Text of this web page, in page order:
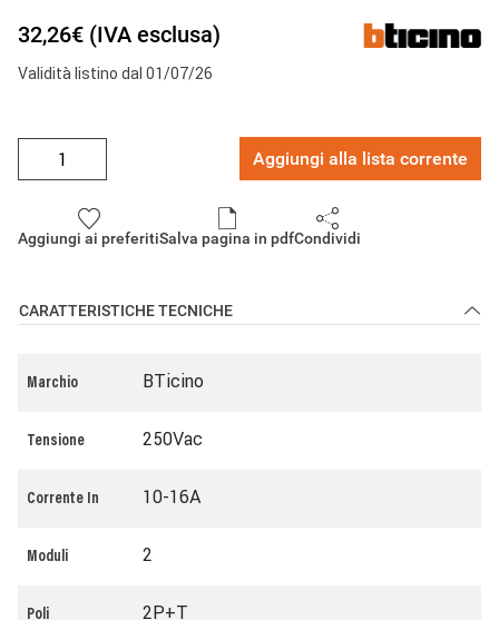
32,26€ (IVA esclusa)
Validità listino dal 01/07/26
Aggiungi alla lista corrente
Aggiungi ai preferitiSalva pagina in pdfCondividi
CARATTERISTICHE TECNICHE
Marchio BTicino
Tensione 250Vac
Corrente In 10-16A
Moduli 2
Poli 2P+T